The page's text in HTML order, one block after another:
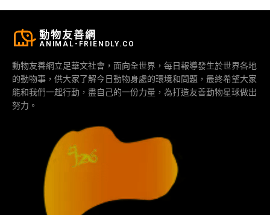
動物友善網
ANIMAL-FRIENDLY.CO
動物友善網立足華文社會，面向全世界，每日報導發生於世界各地
的動物事，供大家了解今日動物身處的環境和問題，最終希望大家
能和我們一起行動，盡自己的一份力量，為打造友善動物星球做出
努力。